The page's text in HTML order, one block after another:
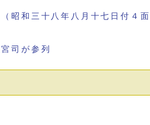
和三十八年八月十七日付４
司が参列